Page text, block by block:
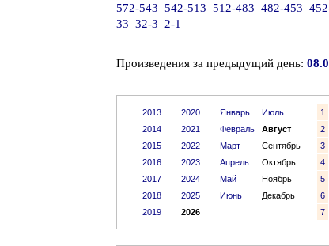
572-543 542-513 512-483 482-453
33 32-3 2-1
Произведения за предыдущий день:
2013
2014
2015
2016
2017
2018
2019
2020
2021
2022
2023
2024
2025
2026
Январь
Июль
Февраль
Август
Март
Сентябрь
Апрель
Октябрь
Май
Ноябрь
Июнь
Декабрь
1
2
3
4
5
6
7